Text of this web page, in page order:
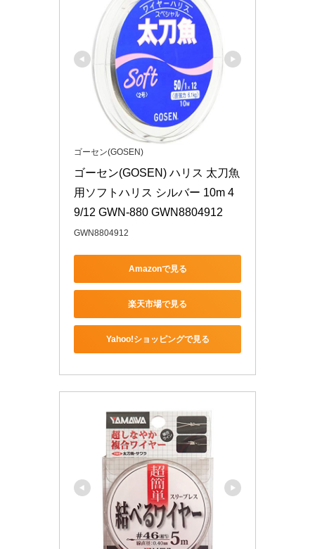
ゴーセン(GOSEN)
ゴーセン(GOSEN) ハリス 太刀魚
用ソフトハリス シルバー 10m 4
9/12 GWN-880 GWN8804912
GWN8804912
Amazonで見る
楽天市場で見る
Yahoo!ショッピングで見る